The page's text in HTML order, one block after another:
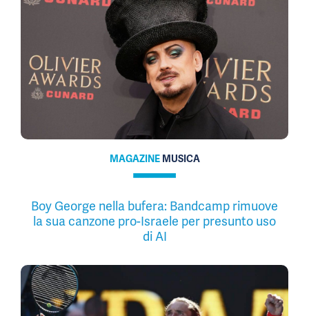
MAGAZINE MUSICA
Boy George nella bufera: Bandcamp rimuove
la sua canzone pro-Israele per presunto uso
di AI